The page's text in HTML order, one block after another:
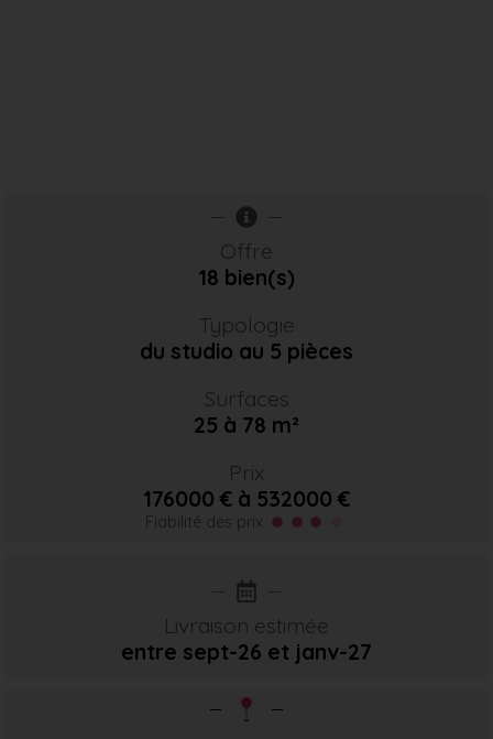
Offre
18 bien(s)
Typologie
du studio au 5 pièces
Surfaces
25 à 78 m²
Prix
176000 € à 532000 €
Fiabilité des prix
Livraison estimée
entre sept-26 et janv-27